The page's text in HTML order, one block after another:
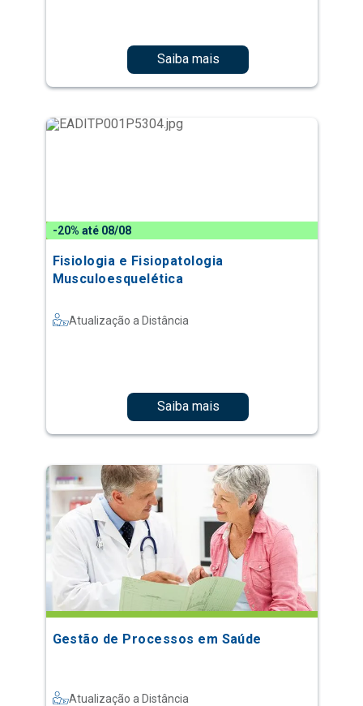
Saiba mais
-20% até 08/08
Fisiologia e Fisiopatologia
Musculoesquelética
Atualização a Distância
Saiba mais
Gestão de Processos em Saúde
Atualização a Distância